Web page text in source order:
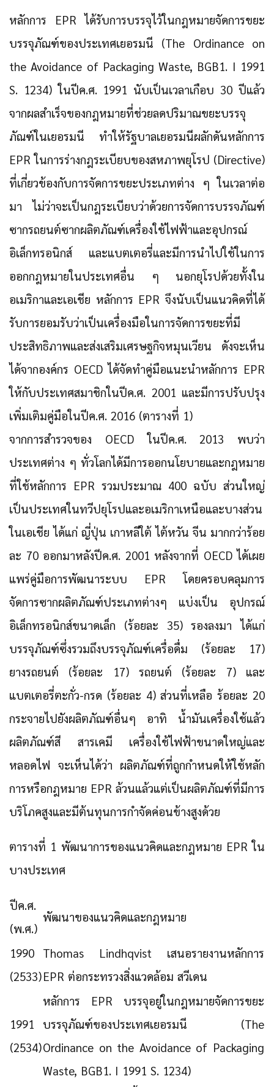
หลักการ EPR ได้รับการบรรจุไว้ในกฎหมายจัดการขยะ
บรรจุภัณฑ์ของประเทศเยอรมนี (The Ordinance on
the Avoidance of Packaging Waste, BGB1. I 1991
S. 1234) ในปีค.ศ. 1991 นับเป็นเวลาเกือบ 30 ปีแล้ว
จากผลสำเร็จของกฎหมายที่ช่วยลดปริมาณขยะบรรจุ
ภัณฑ์ในเยอรมนี ทำให้รัฐบาลเยอรมนีผลักดันหลักการ
EPR ในการร่างกฎระเบียบของสหภาพยุโรป (Directive)
ที่เกี่ยวข้องกับการจัดการขยะประเภทต่าง ๆ ในเวลาต่อ
มา ไม่ว่าจะเป็นกฎระเบียบว่าด้วยการจัดการบรรจภัณฑ์
ซากรถยนต์ซากผลิตภัณฑ์เครื่องใช้ไฟฟ้าและอุปกรณ์
อิเล็กทรอนิกส์ และแบตเตอรี่และมีการนำไปใช้ในการ
ออกกฎหมายในประเทศอื่น ๆ นอกยุโรปด้วยทั้งใน
อเมริกาและเอเชีย หลักการ EPR จึงนับเป็นแนวคิดที่ได้
รับการยอมรับว่าเป็นเครื่องมือในการจัดการขยะที่มี
ประสิทธิภาพและส่งเสริมเศรษฐกิจหมุนเวียน ดังจะเห็น
ได้จากองค์กร OECD ได้จัดทำคู่มือแนะนำหลักการ EPR
ให้กับประเทศสมาชิกในปีค.ศ. 2001 และมีการปรับปรุง
เพิ่มเติมคู่มือในปีค.ศ. 2016 (ตารางที่ 1)
จากการสำรวจของ OECD ในปีค.ศ. 2013 พบว่า
ประเทศต่าง ๆ ทั่วโลกได้มีการออกนโยบายและกฎหมาย
ที่ใช้หลักการ EPR รวมประมาณ 400 ฉบับ ส่วนใหญ่
เป็นประเทศในทวีปยุโรปและอเมริกาเหนือและบางส่วน
ในเอเชีย ได้แก่ ญี่ปุ่น เกาหลีใต้ ไต้หวัน จีน มากกว่าร้อย
ละ 70 ออกมาหลังปีค.ศ. 2001 หลังจากที่ OECD ได้เผย
แพร่คู่มือการพัฒนาระบบ EPR โดยครอบคลุมการ
จัดการซากผลิตภัณฑ์ประเภทต่างๆ แบ่งเป็น อุปกรณ์
อิเล็กทรอนิกส์ขนาดเล็ก (ร้อยละ 35) รองลงมา ได้แก่
บรรจุภัณฑ์ซึ่งรวมถึงบรรจุภัณฑ์เครื่อดื่ม (ร้อยละ 17)
ยางรถยนต์ (ร้อยละ 17) รถยนต์ (ร้อยละ 7) และ
แบตเตอรี่ตะกั่ว-กรด (ร้อยละ 4) ส่วนที่เหลือ ร้อยละ 20
กระจายไปยังผลิตภัณฑ์อื่นๆ อาทิ น้ำมันเครื่องใช้แล้ว
ผลิตภัณฑ์สี สารเคมี เครื่องใช้ไฟฟ้าขนาดใหญ่และ
หลอดไฟ จะเห็นได้ว่า ผลิตภัณฑ์ที่ถูกกำหนดให้ใช้หลัก
การหรือกฎหมาย EPR ล้วนแล้วแต่เป็นผลิตภัณฑ์ที่มีการ
บริโภคสูงและมีต้นทุนการกำจัดค่อนข้างสูงด้วย
ตารางที่ 1 พัฒนาการของแนวคิดและกฎหมาย EPR ใน
บางประเทศ
ปีค.ศ.
(พ.ศ.)
พัฒนาของแนวคิดและกฎหมาย
1990
(2533)
Thomas Lindhqvist เสนอรายงานหลักการ
EPR ต่อกระทรวงสิ่งแวดล้อม สวีเดน
1991
(2534)
หลักการ EPR บรรจุอยู่ในกฎหมายจัดการขยะ
บรรจุภัณฑ์ของประเทศเยอรมนี (The
Ordinance on the Avoidance of Packaging
Waste, BGB1. I 1991 S. 1234)